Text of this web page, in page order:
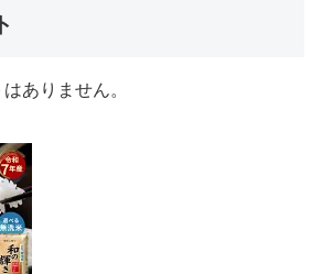
ありません。